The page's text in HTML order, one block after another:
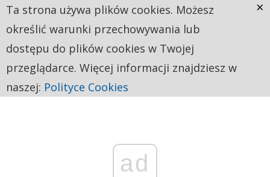
ad
Ta strona używa plików cookies. Możesz
określić warunki przechowywania lub
dostępu do plików cookies w Twojej
przeglądarce. Więcej informacji znajdziesz w
naszej: Polityce Cookies
×